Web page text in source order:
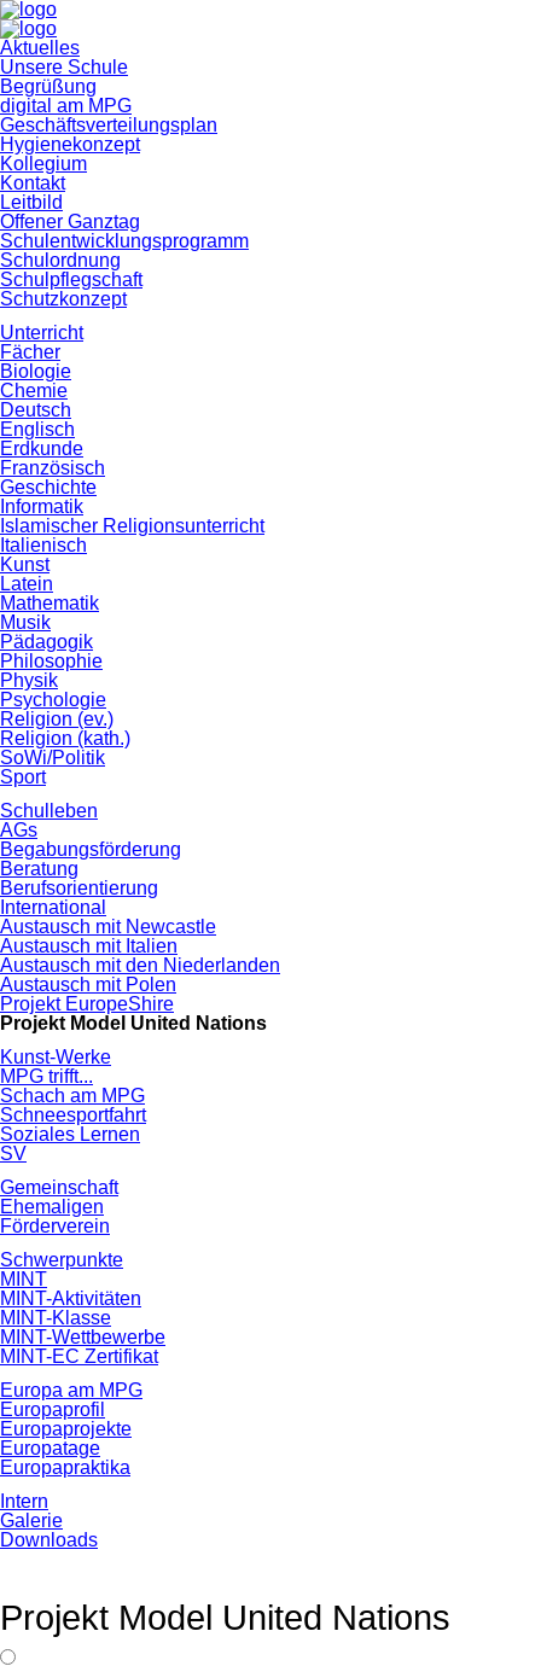
Navigation
überspringen
Aktuelles
Unsere Schule
Begrüßung
digital am MPG
Geschäftsverteilungsplan
Hygienekonzept
Kollegium
Kontakt
Leitbild
Offener Ganztag
Schulentwicklungsprogramm
Schulordnung
Schulpflegschaft
Schutzkonzept
Unterricht
Fächer
Biologie
Chemie
Deutsch
Englisch
Erdkunde
Französisch
Geschichte
Informatik
Islamischer Religionsunterricht
Italienisch
Kunst
Latein
Mathematik
Musik
Pädagogik
Philosophie
Physik
Psychologie
Religion (ev.)
Religion (kath.)
SoWi/Politik
Sport
Schulleben
AGs
Begabungsförderung
Beratung
Berufsorientierung
International
Austausch mit Newcastle
Austausch mit Italien
Austausch mit den Niederlanden
Austausch mit Polen
Projekt EuropeShire
Projekt Model United Nations
Kunst-Werke
MPG trifft...
Schach am MPG
Schneesportfahrt
Soziales Lernen
SV
Gemeinschaft
Ehemaligen
Förderverein
Schwerpunkte
MINT
MINT-Aktivitäten
MINT-Klasse
MINT-Wettbewerbe
MINT-EC Zertifikat
Europa am MPG
Europaprofil
Europaprojekte
Europatage
Europapraktika
Intern
Galerie
Downloads
Projekt Model United Nations